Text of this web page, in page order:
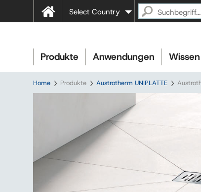
Select Country
Produkte Anwendungen Wissen
Home Produkte Austrotherm UNIPLATTE